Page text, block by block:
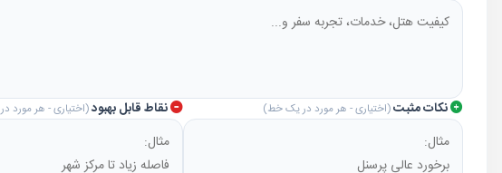
نکات مثبت(اختیاری - هر مورد در یک خط) نقاط قابل بهبود(اختیاری - هر مورد